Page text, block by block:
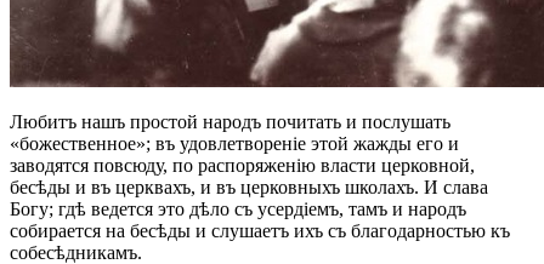
Любитъ нашъ простой народъ почитать и послушать
«божественное»; въ удовлетвореніе этой жажды его и
заводятся повсюду, по распоряженію власти церковной,
бесѣды и въ церквахъ, и въ церковныхъ школахъ. И слава
Богу; гдѣ ведется это дѣло съ усердіемъ, тамъ и народъ
собирается на бесѣды и слушаетъ ихъ съ благодарностью къ
собесѣдникамъ.